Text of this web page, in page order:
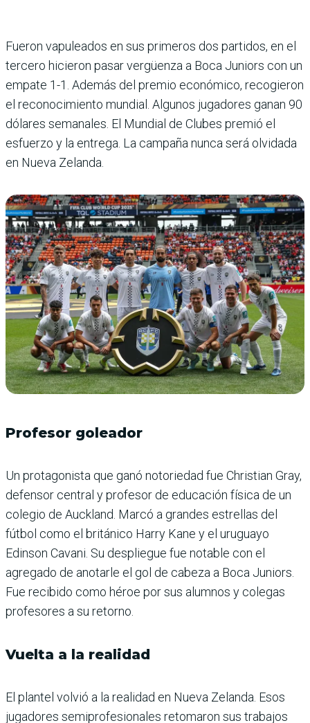
Fueron vapuleados en sus primeros dos partidos, en el
tercero hicieron pasar vergüenza a Boca Juniors con un
empate 1-1. Además del premio económico, recogieron
el reconocimiento mundial. Algunos jugadores ganan 90
dólares semanales. El Mundial de Clubes premió el
esfuerzo y la entrega. La campaña nunca será olvidada
en Nueva Zelanda.
Profesor goleador
Un protagonista que ganó notoriedad fue Christian Gray,
defensor central y profesor de educación física de un
colegio de Auckland. Marcó a grandes estrellas del
fútbol como el británico Harry Kane y el uruguayo
Edinson Cavani. Su despliegue fue notable con el
agregado de anotarle el gol de cabeza a Boca Juniors.
Fue recibido como héroe por sus alumnos y colegas
profesores a su retorno.
Vuelta a la realidad
El plantel volvió a la realidad en Nueva Zelanda. Esos
jugadores semiprofesionales retomaron sus trabajos